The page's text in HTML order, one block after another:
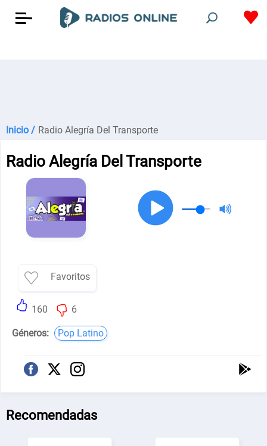
Inicio / Radio Alegría Del Transporte
Radio Alegría Del Transporte
Favoritos
160 6
Géneros: Pop Latino
Recomendadas